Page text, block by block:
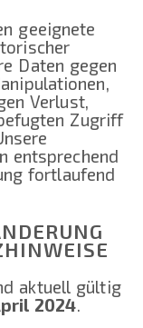
geeignete
Daten gegen
Verlust,
Zugriff
entsprechend
fortlaufend
aktuell gültig
2024.